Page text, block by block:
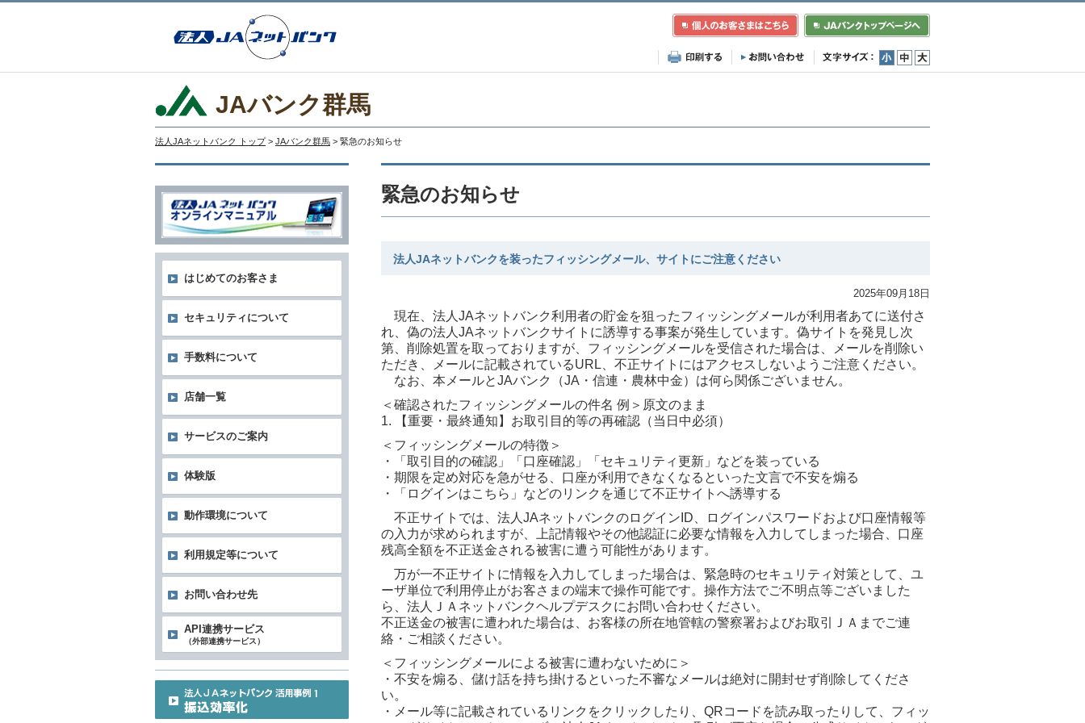
小 中 大
JAバンク群馬
法人JAネットバンク トップ > JAバンク群馬 > 緊急のお知らせ
緊急のお知らせ
法人JAネットバンクを装ったフィッシングメール、サイトにご注意ください
2025年09月18日
現在、法人JAネットバンク利用者の貯金を狙ったフィッシングメールが利用者あてに送付さ
れ、偽の法人JAネットバンクサイトに誘導する事案が発生しています。偽サイトを発見し次
第、削除処置を取っておりますが、フィッシングメールを受信された場合は、メールを削除い
ただき、メールに記載されているURL、不正サイトにはアクセスしないようご注意ください。
なお、本メールとJAバンク（JA・信連・農林中金）は何ら関係ございません。
＜確認されたフィッシングメールの件名 例＞原文のまま
1. 【重要・最終通知】お取引目的等の再確認（当日中必須）
＜フィッシングメールの特徴＞
・「取引目的の確認」「口座確認」「セキュリティ更新」などを装っている
・期限を定め対応を急がせる、口座が利用できなくなるといった文言で不安を煽る
・「ログインはこちら」などのリンクを通じて不正サイトへ誘導する
不正サイトでは、法人JAネットバンクのログインID、ログインパスワードおよび口座情報等
の入力が求められますが、上記情報やその他認証に必要な情報を入力してしまった場合、口座
残高全額を不正送金される被害に遭う可能性があります。
万が一不正サイトに情報を入力してしまった場合は、緊急時のセキュリティ対策として、ユ
ーザ単位で利用停止がお客さまの端末で操作可能です。操作方法でご不明点等ございました
ら、法人ＪＡネットバンクヘルプデスクにお問い合わせください。
不正送金の被害に遭われた場合は、お客様の所在地管轄の警察署およびお取引ＪＡまでご連
絡・ご相談ください。
＜フィッシングメールによる被害に遭わないために＞
・不安を煽る、儲け話を持ち掛けるといった不審なメールは絶対に開封せず削除してくださ
い。
・メール等に記載されているリンクをクリックしたり、QRコードを読み取ったりして、フィッ
はじめてのお客さま
セキュリティについて
手数料について
店舗一覧
サービスのご案内
体験版
動作環境について
利用規定等について
お問い合わせ先
API連携サービス
（外部連携サービス）